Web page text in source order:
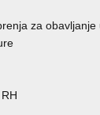
za obavljanje